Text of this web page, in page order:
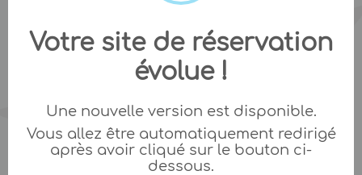
Votre site de réservation
évolue !
Une nouvelle version est disponible.
Vous allez être automatiquement redirigé
après avoir cliqué sur le bouton ci-
dessous.